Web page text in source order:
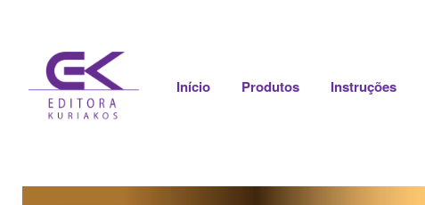
Início Produtos Instruções